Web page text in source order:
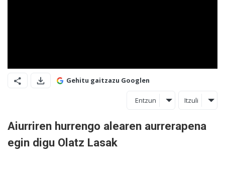
Gehitu gaitzazu Googlen
Entzun Itzuli
Aiurriren hurrengo alearen aurrerapena
egin digu Olatz Lasak